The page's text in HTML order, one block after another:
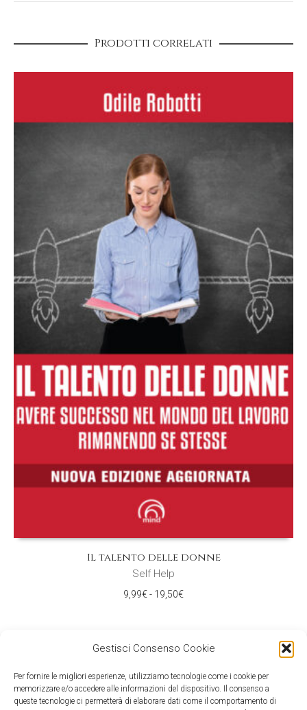
Gestisci Consenso Cookie
Per fornire le migliori esperienze, utilizziamo tecnologie come i cookie per
memorizzare e/o accedere alle informazioni del dispositivo. Il consenso a
queste tecnologie ci permetterà di elaborare dati come il comportamento di
Prodotti correlati
Il talento delle donne
Self Help
9,99€- 19,50€Fascia
9,99€
19,50€